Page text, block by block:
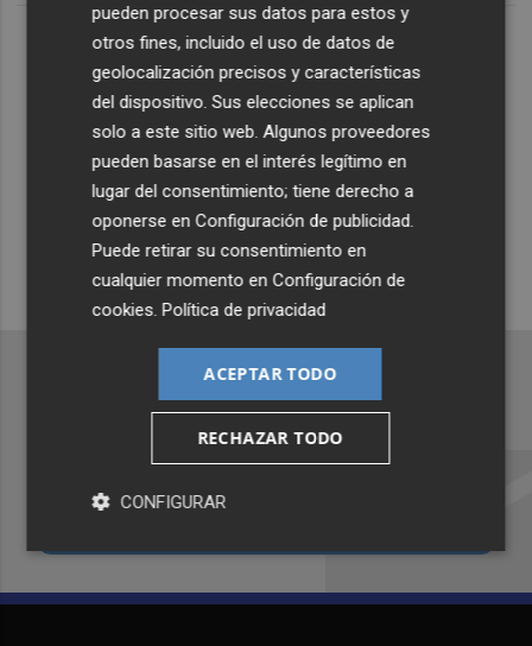
Lo Más Escuchado
Suscríbete al canal de
Whatsapp
Siempre al día de las últimas noticias
¡Quiero suscribirme!
Recibe toda la actualidad de
Plaza Podcast en tu correo
pueden procesar sus datos para estos y
otros fines, incluido el uso de datos de
geolocalización precisos y características
del dispositivo. Sus elecciones se aplican
solo a este sitio web. Algunos proveedores
pueden basarse en el interés legítimo en
lugar del consentimiento; tiene derecho a
oponerse enConfiguración de publicidad
Puede retirar su consentimiento en
cualquier momento enConfiguración de
cookies .Política de privacidad
ACEPTAR TODO
RECHAZAR TODO
CONFIGURAR